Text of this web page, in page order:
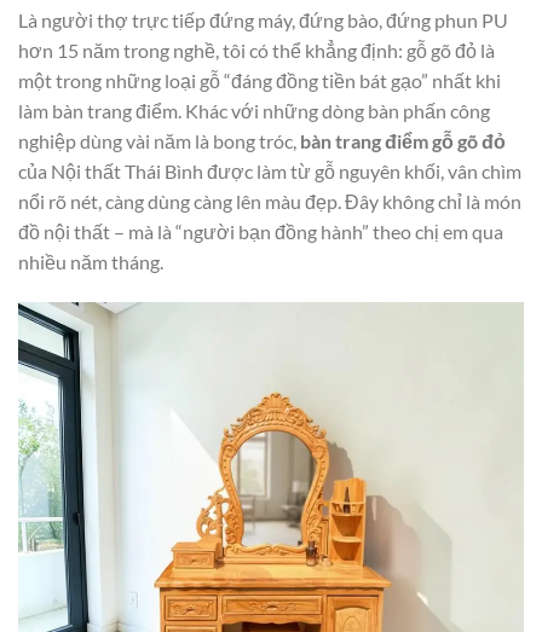
Là người thợ trực tiếp đứng máy, đứng bào, đứng phun PU
hơn 15 năm trong nghề, tôi có thể khẳng định: gỗ gõ đỏ là
một trong những loại gỗ “đáng đồng tiền bát gạo” nhất khi
làm bàn trang điểm. Khác với những dòng bàn phấn công
nghiệp dùng vài năm là bong tróc, bàn trang điểm gỗ gõ đỏ
của Nội thất Thái Bình được làm từ gỗ nguyên khối, vân chìm
nổi rõ nét, càng dùng càng lên màu đẹp. Đây không chỉ là món
đồ nội thất – mà là “người bạn đồng hành” theo chị em qua
nhiều năm tháng.